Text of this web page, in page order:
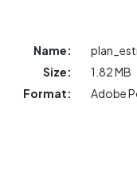
Name:
Size:
1.82 MB
Format:
Adobe